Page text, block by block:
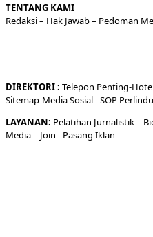
TENTANG KAMI
Redaksi– Hak Jawab – Pedoman
DIREKTORI: Telepon Penting-
Sitemap-Media Sosial –SOP
LAYANAN: Pelatihan Jurnalistik –
Media– Join –Pasang Iklan